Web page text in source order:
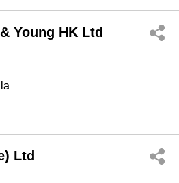
Young HK Ltd
Ltd